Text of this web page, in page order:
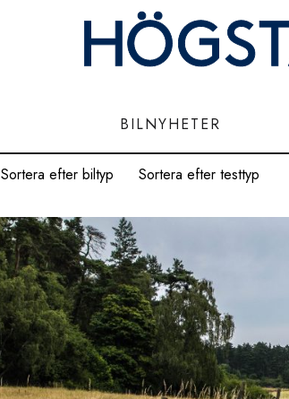
BILNYHETER
Sortera efter biltyp Sortera efter testtyp